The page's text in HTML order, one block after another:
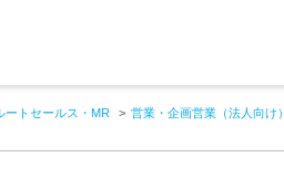
ートセールス・MR 営業・企画営業（法人向け）